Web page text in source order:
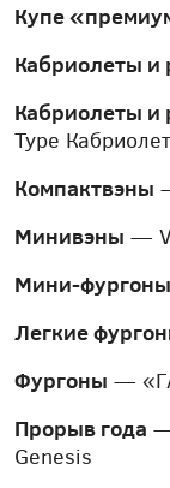
Купе
Кабриолеты и
Кабриолеты
Type Кабриолет
Компактвэны
Минивэны —
Мини-фургоны
Легкие
Фургоны —
Прорыв года
Genesis